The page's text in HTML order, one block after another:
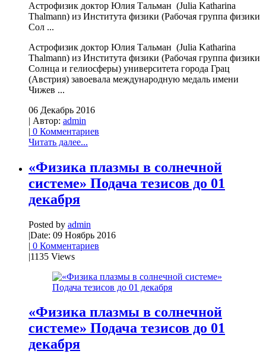
Астрофизик доктор Юлия Тальман (Julia Katharina
Thalmann) из Института физики (Рабочая группа физики
Сол ...
Астрофизик доктор Юлия Тальман (Julia Katharina
Thalmann) из Института физики (Рабочая группа физики
Солнца и гелиосферы) университета города Грац
(Австрия) завоевала международную медаль имени
Чижев ...
06 Декабрь 2016
| Автор: admin
| 0 Комментариев
Читать далее...
«Физика плазмы в солнечной
системе» Подача тезисов до 01
декабря
Posted by admin
|Date: 09 Ноябрь 2016
| 0 Комментариев
|1135 Views
«Физика плазмы в солнечной
системе» Подача тезисов до 01
декабря